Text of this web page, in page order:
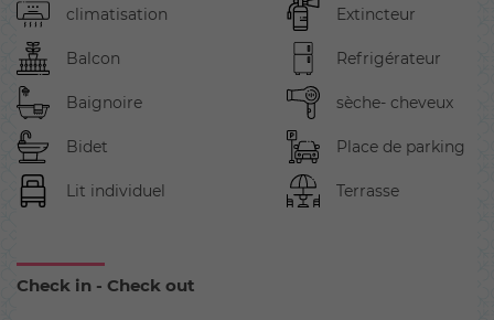
climatisation
Balcon
Baignoire
Bidet
Lit individuel
Extincteur
Refrigérateur
sèche- cheveux
Place de parking
Terrasse
Check in - Check out